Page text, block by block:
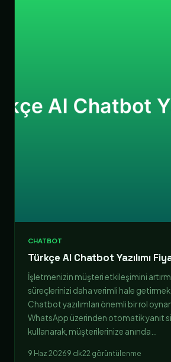
CHATBOT
Türkçe AI Chatbot Yazılımı
İşletmenizin müşteri etkileşimini
süreçlerinizi daha verimli hale getirmek
Chatbot yazılımları önemli bir rol
WhatsApp üzerinden otomatik yanıt
kullanarak, müşterilerinize anında…
9 Haz 20269 dk22 görüntülenme